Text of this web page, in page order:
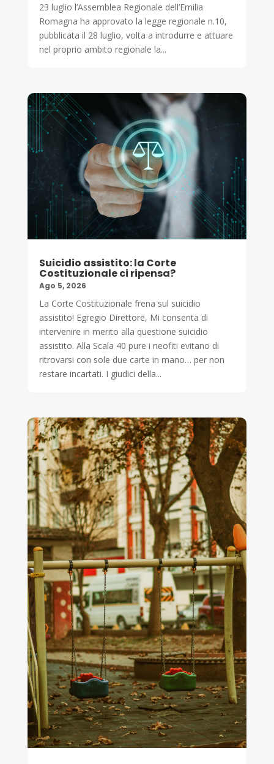
23 luglio l’Assemblea Regionale dell’Emilia
Romagna ha approvato la legge regionale n.10,
pubblicata il 28 luglio, volta a introdurre e attuare
nel proprio ambito regionale la...
Suicidio assistito: la Corte
Costituzionale ci ripensa?
Ago 5, 2026
La Corte Costituzionale frena sul suicidio
assistito! Egregio Direttore, Mi consenta di
intervenire in merito alla questione suicidio
assistito. Alla Scala 40 pure i neofiti evitano di
ritrovarsi con sole due carte in mano… per non
restare incartati. I giudici della...